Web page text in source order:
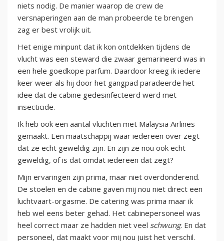
niets nodig. De manier waarop de crew de
versnaperingen aan de man probeerde te brengen
zag er best vrolijk uit.
Het enige minpunt dat ik kon ontdekken tijdens de
vlucht was een steward die zwaar gemarineerd was in
een hele goedkope parfum. Daardoor kreeg ik iedere
keer weer als hij door het gangpad paradeerde het
idee dat de cabine gedesinfecteerd werd met
insecticide.
Ik heb ook een aantal vluchten met Malaysia Airlines
gemaakt. Een maatschappij waar iedereen over zegt
dat ze echt geweldig zijn. En zijn ze nou ook echt
geweldig, of is dat omdat iedereen dat zegt?
Mijn ervaringen zijn prima, maar niet overdonderend.
De stoelen en de cabine gaven mij nou niet direct een
luchtvaart-orgasme. De catering was prima maar ik
heb wel eens beter gehad. Het cabinepersoneel was
heel correct maar ze hadden niet veel schwung. En dat
personeel, dat maakt voor mij nou juist het verschil.